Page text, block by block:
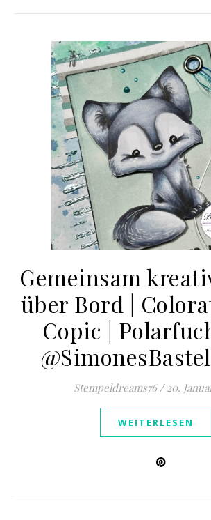
Gemeinsam
über Bord |
Copic |
Stempeldreams76 / 20.
WEITERLESEN